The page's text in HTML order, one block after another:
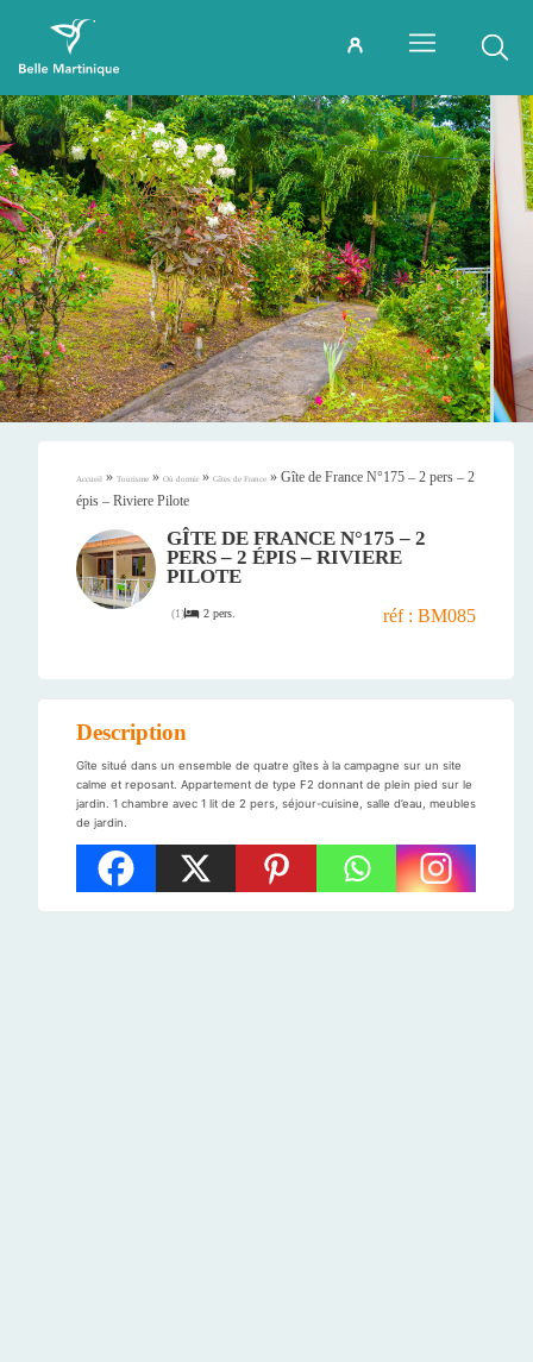
Accueil » Tourisme » Où dormir » Gîtes de France » Gîte de France N°175 – 2 pers – 2
épis – Riviere Pilote
GÎTE DE FRANCE N°175 – 2
PERS – 2 ÉPIS – RIVIERE
PILOTE
(1) 2 pers. réf : BM085
Description
Gîte situé dans un ensemble de quatre gîtes à la campagne sur un site
calme et reposant. Appartement de type F2 donnant de plein pied sur le
jardin. 1 chambre avec 1 lit de 2 pers, séjour-cuisine, salle d’eau, meubles
de jardin.